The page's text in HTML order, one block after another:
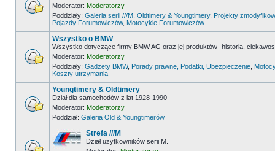
Moderator: Moderatorzy
Poddziały: Galeria serii ///M Oldtimery & Youngtimery, Projekty
Pojazdy Forumowiczów, Motocykle Forumowiczów
Wszystko o BMW
Wszystko dotyczące firmy BMW AG oraz jej produktów- historia,
Moderator: Moderatorzy
Poddziały: Gadżety BMW, Porady prawne, Podatki, Ubezpieczenie
Koszty utrzymania
Youngtimery & Oldtimery
Dział dla samochodów z lat 1928-1990
Moderator: Moderatorzy
Poddział: Galeria Old & Youngtimerów
Strefa ///M
Dział użytkowników serii M.